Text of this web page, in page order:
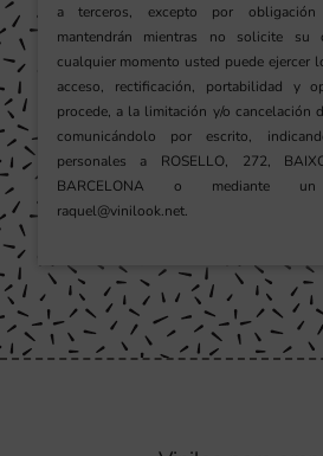
a terceros, excepto por
mantendrán mientras no solicite su
cualquier momento usted puede ejercer
acceso, rectificación, portabilidad y
procede, a la limitación y/o cancelación
comunicándolo por escrito,
personales a ROSELLO, 272,
BARCELONA o mediante
raquel@vinilook.net.